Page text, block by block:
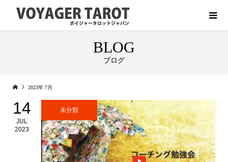
BLOG
ブログ
2023年 7月
14
JUL
2023
未分類